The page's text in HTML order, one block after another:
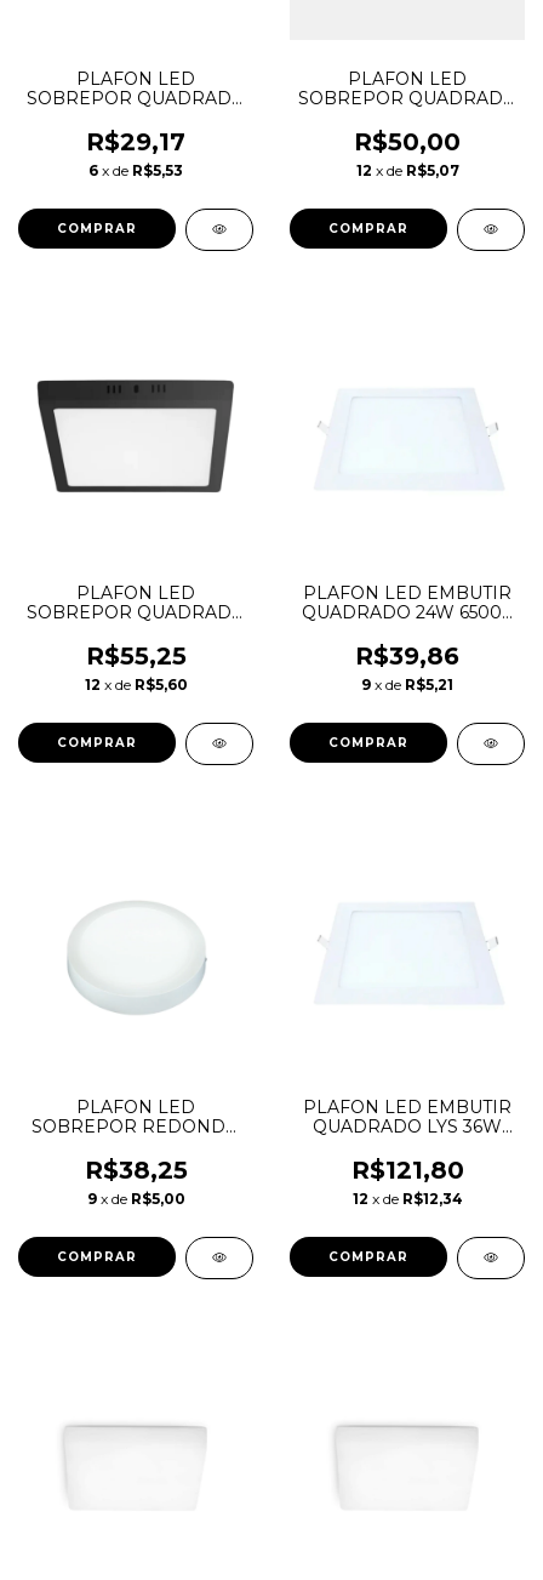
PLAFON LED
SOBREPOR QUADRADO
TASCHIBRA
R$29,17
6 x de R$5,53
PLAFON LED
SOBREPOR QUADRADO
TASCHIBRA
R$50,00
12 x de R$5,07
PLAFON LED
SOBREPOR QUADRADO
TASCHIBRA
R$55,25
12 x de R$5,60
PLAFON LED EMBUTIR
QUADRADO 24W 6500K
R$39,86
9 x de R$5,21
PLAFON LED
SOBREPOR REDONDO
TASCHIBRA
R$38,25
9 x de R$5,00
PLAFON LED EMBUTIR
QUADRADO LYS 36W
R$121,80
12 x de R$12,34